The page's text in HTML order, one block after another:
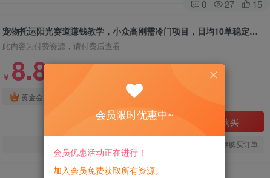
0 27 15
宠物托运阳光赛道賺钱教学，小众高刚需冷门项目，日均10单稳定盈利，单均利润200+
此内容为付费资源，请付费后查看
￥ 8.8
黄金会员 免费
立即购买
您当前未登录！建议登陆后购买，可保存购买订单
会员限时优惠中~
会员优惠活动正在进行！
加入会员免费获取所有资源。